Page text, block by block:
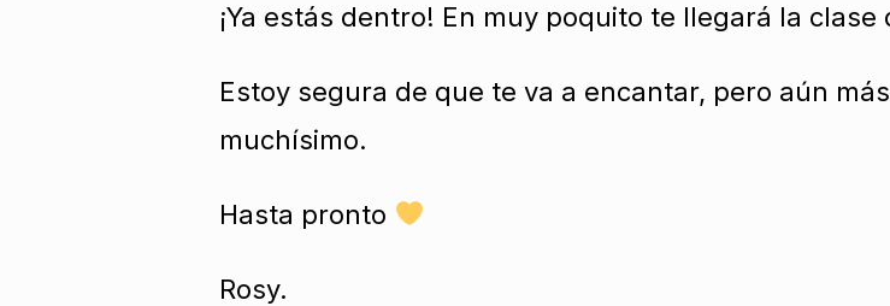
¡Ya estás dentro! En muy poquito te llegará la
Estoy segura de que te va a encantar, pero aún
muchísimo.
Hasta pronto
Rosy.